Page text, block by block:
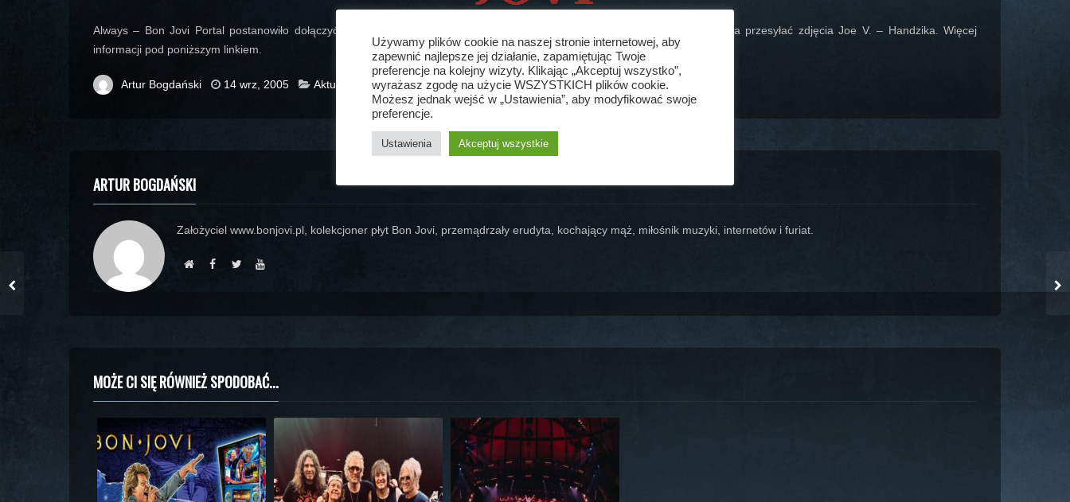
Always – Bon Jovi Portal postanowiło dołączyć do akcji. W naszej galerii utworzyliśmy specjalną kategorię do której można przesyłać zdjęcia Joe V. – Handzika. Więcej
informacji pod poniższym linkiem.
Artur Bogdański 14 wrz, 2005 Aktualności
ARTUR BOGDAŃSKI
Założyciel www.bonjovi.pl, kolekcjoner płyt Bon Jovi, przemądrzały erudyta, kochający mąż, miłośnik muzyki, internetów i furiat.
MOŻE CI SIĘ RÓWNIEŻ SPODOBAĆ...
Używamy plików cookie na naszej stronie internetowej, aby
zapewnić najlepsze jej działanie, zapamiętując Twoje
preferencje na kolejny wizyty. Klikając „Akceptuj wszystko”,
wyrażasz zgodę na użycie WSZYSTKICH plików cookie.
Możesz jednak wejść w „Ustawienia”, aby modyfikować swoje
preferencje.
Ustawienia Akceptuj wszystkie